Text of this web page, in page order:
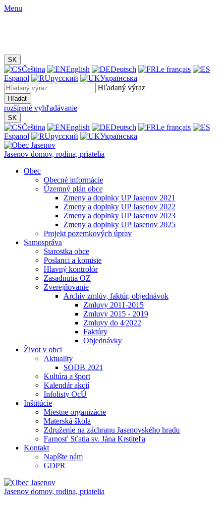
Menu
SK
Čeština English Deutsch
Le français
Espanol
русский
Українська
Hľadaný výraz
Hľadať
rozšírené vyhľadávanie
SK
Čeština English Deutsch
Le français
Espanol
русский Українська
Jasenov domov, rodina, priatelia
Obec
Obecné informácie
Územný plán obce
Zmeny a doplnky UP Jasenov 2021
Zmeny a doplnky UP Jasenov 2022
Zmeny a doplnky UP Jasenov 2023
Zmeny a doplnky UP Jasenov 2025
Projekt pozemkových úprav
Samospráva
Starostka obce
Poslanci a komisie
Hlavný kontrolór
Zasadnutia OZ
Zverejňovanie
Archív zmlúv, faktúr, objednávok
Zmluvy 2011-2015
Zmluvy 2015 - 2019
Zmluvy do 4⁄2022
Faktúry
Objednávky
Život v obci
Aktuality
SODB 2021
Kultúra a šport
Kalendár akcií
Infolisty OcÚ
Inštitúcie
Miestne organizácie
Materská škola
Združenie na záchranu Jasenovského hradu
Farnosť Sťatia sv. Jána Krstiteľa
Kontakt
Napíšte nám
GDPR
Jasenov domov, rodina, priatelia